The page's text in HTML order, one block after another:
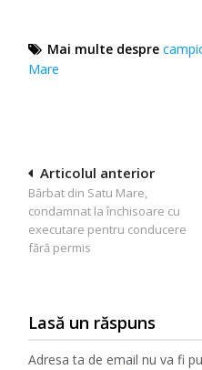
Mai multe despre
Mare
Navigare
în
articole
Articolul anterior
Bărbat din Satu Mare,
condamnat la închisoare cu
executare pentru conducere
fără permis
Lasă un răspuns
Adresa ta de email nu va fi